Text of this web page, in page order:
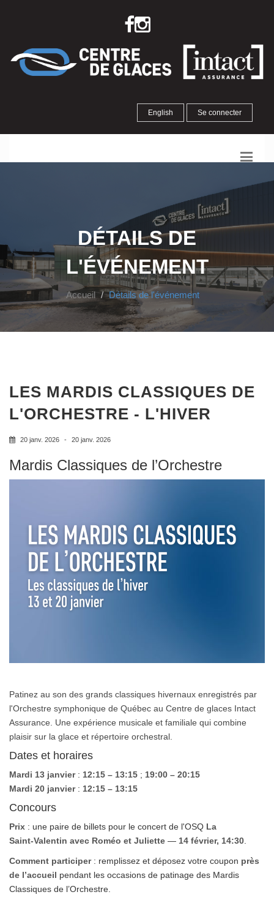
English Se connecter
DÉTAILS DE
L'ÉVÉNEMENT
Accueil Détails de l'événement
LES MARDIS CLASSIQUES DE
L'ORCHESTRE - L'HIVER
20 janv. 2026 - 20 janv. 2026
Mardis Classiques de l’Orchestre
Patinez au son des grands classiques hivernaux enregistrés par
l'Orchestre symphonique de Québec au Centre de glaces Intact
Assurance. Une expérience musicale et familiale qui combine
plaisir sur la glace et répertoire orchestral.
Dates et horaires
Mardi 13 janvier: 12:15 – 13:15 ; 19:00 – 20:15
Mardi 20 janvier: 12:15 – 13:15
Concours
Prix : une paire de billets pour le concert de l'OSQ La
Saint‑Valentin avec Roméo et Juliette — 14 février, 14:30
Comment participer: remplissez et déposez votre coupon près
de l’accueil pendant les occasions de patinage des Mardis
Classiques de l’Orchestre.